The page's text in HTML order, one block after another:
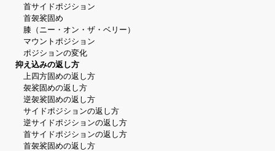
首サイドポジション
首袈裟固め
膝（ニー・オン・ザ・ベリー）
マウントポジション
ポジションの変化
抑え込みの返し方
上四方固めの返し方
袈裟固めの返し方
逆袈裟固めの返し方
サイドポジションの返し方
逆サイドポジションの返し方
首サイドポジションの返し方
首袈裟固めの返し方